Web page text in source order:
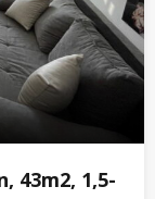
43m2, 1,5-